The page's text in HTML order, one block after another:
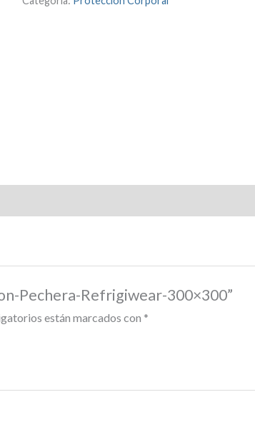
Pechera-Refrigiwear-300×300”
están marcados con *